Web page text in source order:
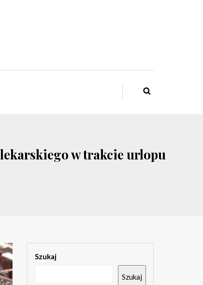
w trakcie urlopu
Szukaj
Szukaj